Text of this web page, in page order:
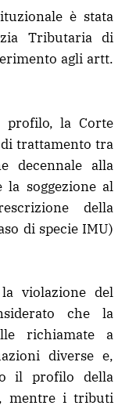
è stata
Tributaria di
agli artt.
la Corte
trattamento tra
decennale alla
soggezione al
della
di specie IMU)
violazione del
che la
richiamate a
diverse e,
il profilo della
mentre i tributi